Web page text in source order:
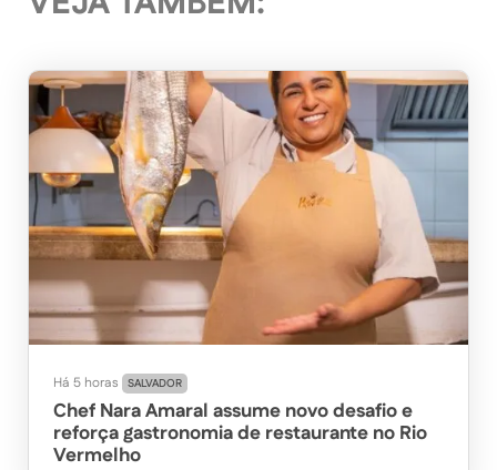
Há 5 horas SALVADOR
Chef Nara Amaral assume novo desafio e
reforça gastronomia de restaurante no Rio
Vermelho